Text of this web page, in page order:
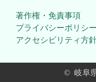
著作権・免責事項
プライバシーポリシー
アクセシビリティ方
© 岐阜